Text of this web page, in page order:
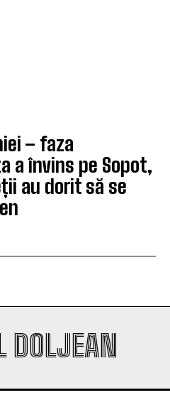
– faza
a învins pe Sopot,
au dorit să se
DOLJEAN